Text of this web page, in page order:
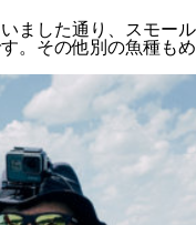
ました通り、スモール
。その他別の魚種もめ